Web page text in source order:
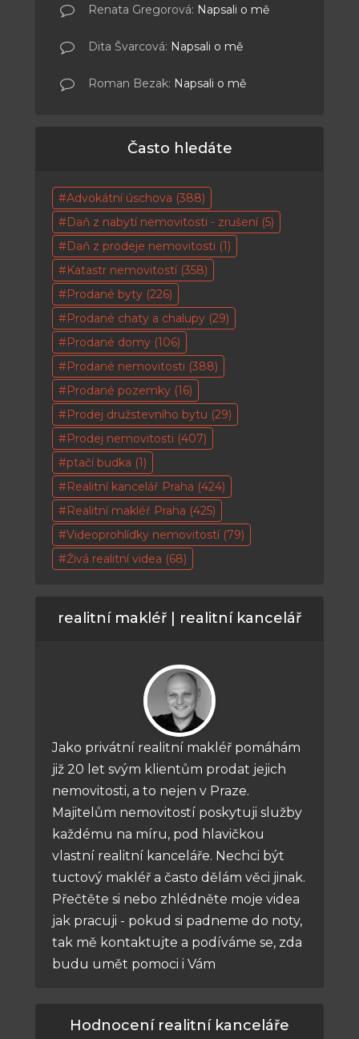
Renata Gregorová: Napsali o mě
Dita Švarcová: Napsali o mě
Roman Bezak: Napsali o mě
Často hledáte
Advokátní úschova (388)
Daň z nabytí nemovitosti - zrušení(5)
Daň z prodeje nemovitosti (1)
Katastr nemovitostí(358)
Prodané byty (226)
Prodané chaty a chalupy (29)
Prodané domy (106)
Prodané nemovitosti (388)
Prodané pozemky (16)
Prodej družstevního bytu (29)
Prodej nemovitosti (407)
ptačí budka (1)
Realitní kancelář Praha (424)
Realitní makléř Praha (425)
Videoprohlídky nemovitostí(79)
Živá realitní videa (68)
realitní makléř | realitní kancelář
Jako privátní realitní makléř pomáhám
již 20 let svým klientům prodat jejich
nemovitosti, a to nejen v Praze.
Majitelům nemovitostí poskytuji služby
každému na míru, pod hlavičkou
vlastní realitní kanceláře. Nechci být
tuctový makléř a často dělám věci jinak.
Přečtěte si nebo zhlédněte moje videa
jak pracuji - pokud si padneme do noty,
tak mě kontaktujte a podíváme se, zda
budu umět pomoci i Vám
Hodnocení realitní kanceláře